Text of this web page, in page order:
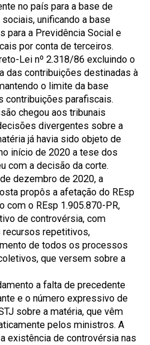
no país para a base de
unificando a base
para a Previdência Social e
por conta de terceiros.
Lei nº 2.318/86 excluindo o
das contribuições destinadas à
o limite da base
contribuições parafiscais.
chegou aos tribunais
divergentes sobre a
já havia sido objeto de
início de 2020 a tese dos
com a decisão da corte.
dezembro de 2020, a
propôs a afetação do REsp
com o REsp 1.905.870-PR,
de controvérsia, com
repetitivos,
de todos os processos
que versem sobre a
a falta de precedente
e o número expressivo de
sobre a matéria, que vêm
pelos ministros. A
existência de controvérsia nas